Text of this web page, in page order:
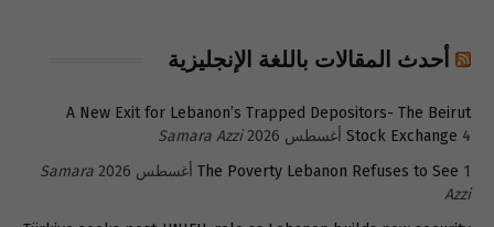
أحدث المقالات باللغة الإنجليزية
A New Exit for Lebanon’s Trapped Depositors- The Beirut
Stock Exchange 4 أغسطس 2026
Samara Azzi
The Poverty Lebanon Refuses to See 1 أغسطس 2026
Samara
Azzi